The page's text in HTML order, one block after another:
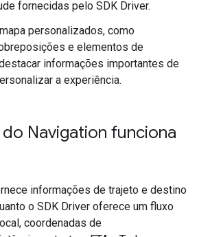
fornecidas pelo SDK Driver.
personalizados, como
e elementos de
informações importantes de
a experiência.
Navigation funciona
informações de trajeto e destino
o SDK Driver oferece um fluxo
coordenadas de